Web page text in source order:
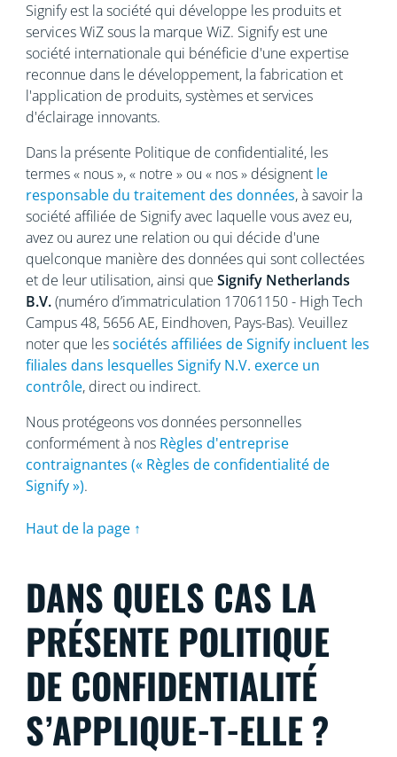
Signify est la société qui développe les produits et
services WiZ sous la marque WiZ. Signify est une
société internationale qui bénéficie d'une expertise
reconnue dans le développement, la fabrication et
l'application de produits, systèmes et services
d'éclairage innovants.
Dans la présente Politique de confidentialité, les
termes « nous », « notre » ou « nos » désignent le
responsable du traitement des données, à savoir la
société affiliée de Signify avec laquelle vous avez eu,
avez ou aurez une relation ou qui décide d'une
quelconque manière des données qui sont collectées
et de leur utilisation, ainsi que Signify Netherlands
B.V.(numéro d’immatriculation 17061150 - High Tech
Campus 48, 5656AE, Eindhoven, Pays-Bas). Veuillez
noter que lessociétés affiliées de Signify incluent les
filiales dans lesquelles Signify N.V. exerce un
contrôle, direct ou indirect.
Nous protégeons vos données personnelles
conformément à nos Règles d'entreprise
contraignantes (« Règles de confidentialité de
Signify »).
Haut de la page ↑
DANS QUELS CAS LA
PRÉSENTE POLITIQUE
DE CONFIDENTIALITÉ
S’APPLIQUE-T-ELLE ?